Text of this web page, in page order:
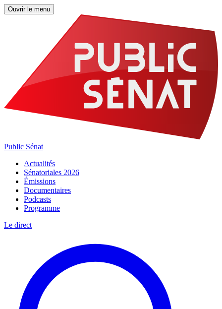
Ouvrir le menu
Public Sénat
Actualités
Sénatoriales 2026
Émissions
Documentaires
Podcasts
Programme
Le direct